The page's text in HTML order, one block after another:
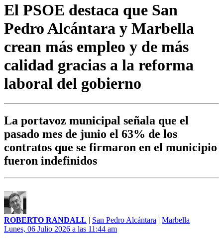
El PSOE destaca que San
Pedro Alcántara y Marbella
crean más empleo y de más
calidad gracias a la reforma
laboral del gobierno
La portavoz municipal señala que el
pasado mes de junio el 63% de los
contratos que se firmaron en el municipio
fueron indefinidos
ROBERTO RANDALL | San Pedro Alcántara | Marbella
Lunes, 06 Julio 2026 a las 11:44 am